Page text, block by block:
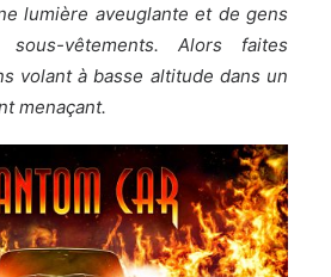
lumière aveuglante et de gens
vêtements. Alors faites
volant à basse altitude dans un
menaçant.